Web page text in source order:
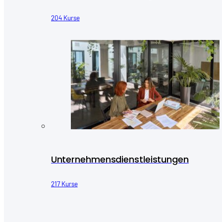
204 Kurse
Unternehmensdienstleistungen
217 Kurse